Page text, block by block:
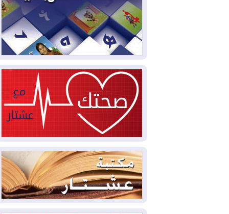
2026-08-04بيترو يشكو تزوير الانتخابات
الرئاسية ويحذر من "حرب أهلية" في
كولومبيا
2026-08-03رئيس إقليم كوردستان في
2026-08-03
العراق يؤكد مجدداً التزامه
بمنع الهجمات على الدول المجاورة
2026-08-03
العجز والاقتراض يطوقان
المالية العراقية.. اقتراض يتجاوز 3 تريليونات
دينار!
2026-08-03كوبا تغرق في الظلام مجددا
وانهيار الشبكة الكهربائية
2026-08-03
أوامر بإجلاء 60 ألف شخص